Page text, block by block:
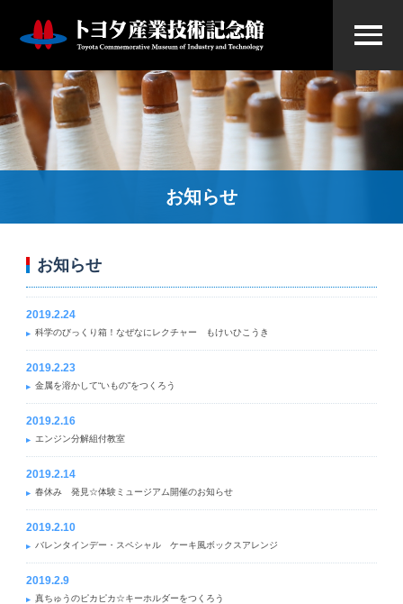
お知らせ
お知らせ
2019.2.24
科学のびっくり箱！なぜなにレクチャー もけいひこうき
2019.2.23
金属を溶かして“いもの”をつくろう
2019.2.16
エンジン分解組付教室
2019.2.14
春休み 発見☆体験ミュージアム開催のお知らせ
2019.2.10
バレンタインデー・スペシャル ケーキ風ボックスアレンジ
2019.2.9
真ちゅうのピカピカ☆キーホルダーをつくろう